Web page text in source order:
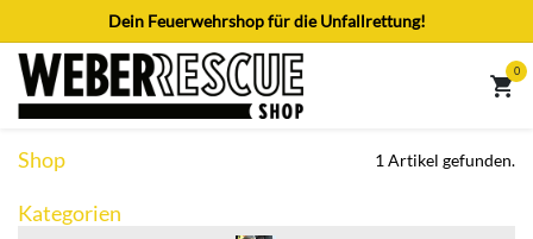
Zum Inhalt springenDein Feuerwehrshop für die Unfallrettung!
0
Shop 1 Artikel gefunden.
Kategorien